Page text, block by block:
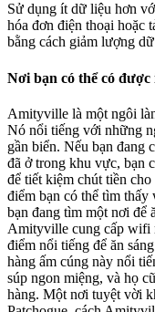
Sử dụng ít dữ liệu hơn
hóa đơn điện thoại hoặc
bằng cách giảm lượng
Nơi bạn có thể có
Amityville là một ngôi
Nó nổi tiếng với những
gần biển. Nếu bạn đang
đã ở trong khu vực, bạn
để tiết kiệm chút tiền
điểm bạn có thể tìm
bạn đang tìm một nơi để
Amityville cung cấp wifi
điểm nổi tiếng để ăn
hàng ấm cúng này nổi
súp ngon miệng, và họ
hàng. Một nơi tuyệt vời